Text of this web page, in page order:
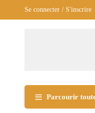
Se connecter / S'inscrire
Parcourir